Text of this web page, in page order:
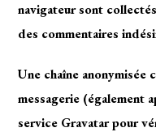
navigateur sont
des commentaires
Une chaîne
messagerie (également
service Gravatar pour